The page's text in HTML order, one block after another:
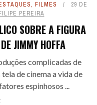
, FILMES
29 DE
PEREIRA
SOBRE A FIGURA
JIMMY HOFFA
complicadas de
de cinema a vida de
espinhosos ...